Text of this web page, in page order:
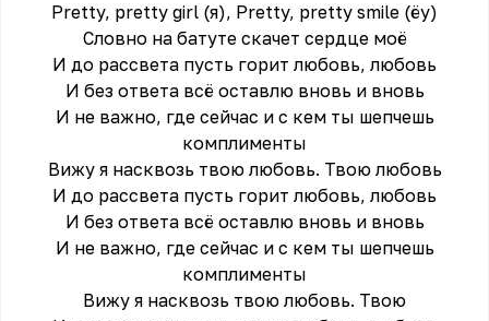
Pretty, pretty girl (я), Pretty, pretty smile (ёу)
Словно на батуте скачет сердце моё
И до рассвета пусть горит любовь, любовь
И без ответа всё оставлю вновь и вновь
И не важно, где сейчас и с кем ты шепчешь
комплименты
Вижу я насквозь твою любовь. Твою любовь
И до рассвета пусть горит любовь, любовь
И без ответа всё оставлю вновь и вновь
И не важно, где сейчас и с кем ты шепчешь
комплименты
Вижу я насквозь твою любовь. Твою